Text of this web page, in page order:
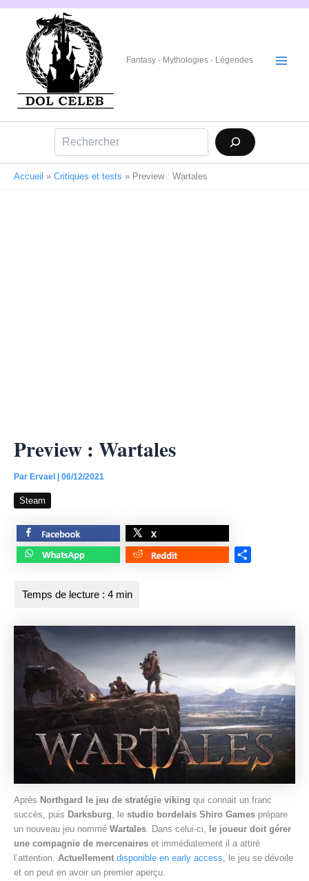
Aller
Fantasy - Mythologies - Légendes
Accueil » Critiques et tests » Preview : Wartales
Preview : Wartales
Par Ervael | 06/12/2021
Steam
Après Northgard le jeu de stratégie viking qui connait un franc
succès, puis Darksburg , le studio bordelais Shiro Games prépare
un nouveau jeu nommé Wartales . Dans celui-ci, le joueur doit gérer
une compagnie de mercenaires et immédiatement il a attiré
l’attention. Actuellement disponible en early access , le jeu se dévoile
et on peut en avoir un premier aperçu.